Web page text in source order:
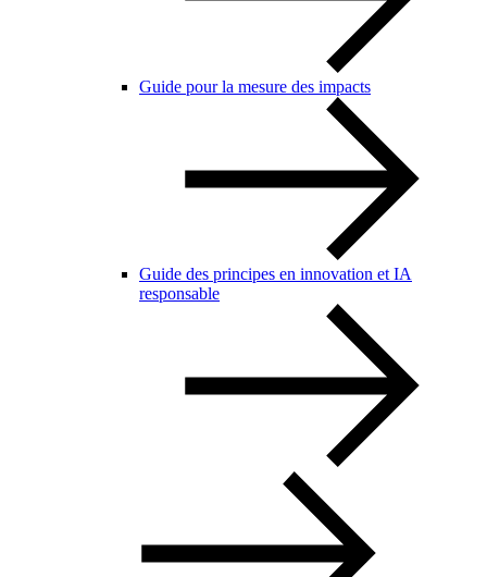
Guide pour la mesure des impacts
Guide des principes en innovation et IA
responsable